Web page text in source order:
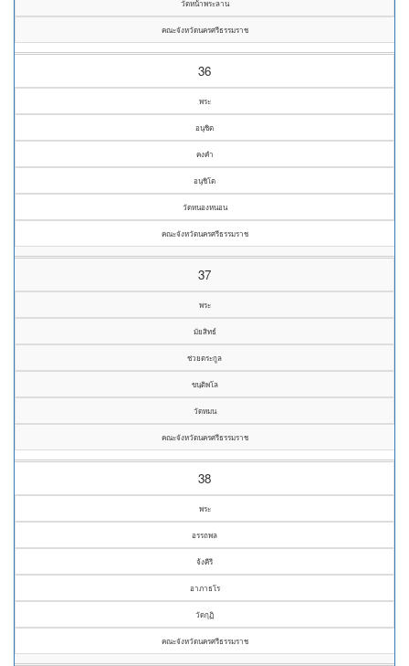
วัดหน้าพระลาน
คณะจังหวัดนครศรีธรรมราช
36
พระ
อนุชิต
คงคำ
อนุชิโต
วัดหนองหนอน
คณะจังหวัดนครศรีธรรมราช
37
พระ
มัยสิทธ์
ช่วยตระกูล
ขนฺติพโล
วัดหมน
คณะจังหวัดนครศรีธรรมราช
38
พระ
อรรถพล
จ้งคีรี
อาภาธโร
วัดกุฏิ
คณะจังหวัดนครศรีธรรมราช